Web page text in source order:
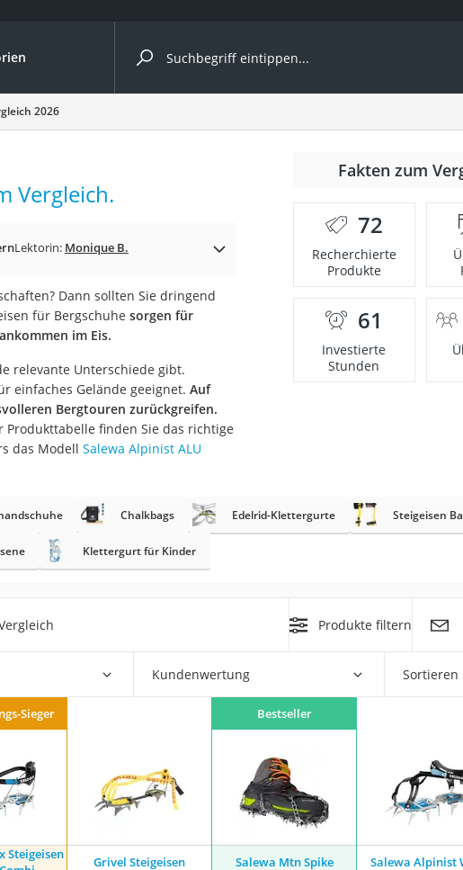
Vergleiche nach Kategorie
cm
Herren
Rollen
Reiten
2026
Vergleich.
Lektorin: Monique B.
Dann sollten Sie dringend
für Bergschuhe sorgen für
im Eis.
relevante Unterschiede gibt.
einfaches Gelände geeignet. Auf
Bergtouren zurückgreifen.
Produkttabelle finden Sie das richtige
das Modell Salewa Alpinist ALU
Fakten zum
72
Recherchierte
Produkte
61
Investierte
Stunden
Chalkbags Edelrid-Klettergurte Steigeisen
Klettergurt für Kinder
Produkte filtern
Kundenwertung Sortieren
Sieger Bestseller
Steigeisen
Grivel Steigeisen Salewa Mtn Spike Salewa Alpinist